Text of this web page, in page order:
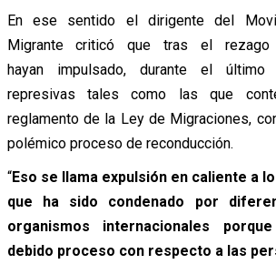
En ese sentido el dirigente del
Migrante criticó que tras el
hayan impulsado, durante el último
represivas tales como las que
reglamento de la Ley de Migraciones,
polémico proceso de reconducción.
“Eso se llama expulsión en caliente a
que ha sido condenado por
organismos internacionales
debido proceso con respecto a las